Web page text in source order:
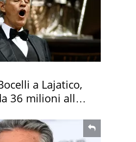
a Lajatico,
36 milioni alla